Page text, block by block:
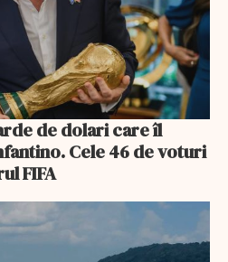
de dolari care îl
Cele 46 de voturi
FIFA